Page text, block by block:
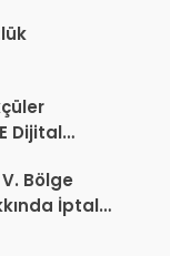
Dijital
Bölge
İptal